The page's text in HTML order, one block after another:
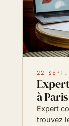
22
à
Expert
trouvez